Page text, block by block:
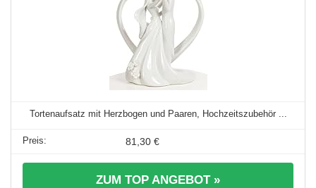
Tortenaufsatz mit Herzbogen und Paaren, Hochzeitszubehör ...
81,30 €
ZUM TOP ANGEBOT »